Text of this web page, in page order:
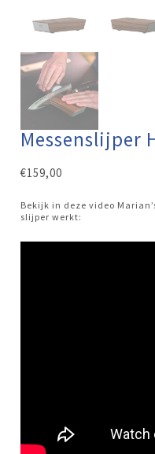
Messenslijper
€159,00
Bekijk in deze video
slijper werkt: